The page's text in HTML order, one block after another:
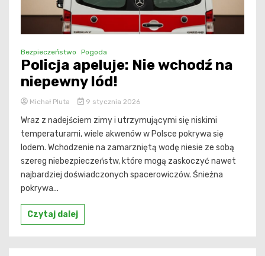
Bezpieczeństwo Pogoda
Policja apeluje: Nie wchodź na
niepewny lód!
Michał Pluta 9 stycznia 2026
Wraz z nadejściem zimy i utrzymującymi się niskimi
temperaturami, wiele akwenów w Polsce pokrywa się
lodem. Wchodzenie na zamarzniętą wodę niesie ze sobą
szereg niebezpieczeństw, które mogą zaskoczyć nawet
najbardziej doświadczonych spacerowiczów. Śnieżna
pokrywa...
Czytaj dalej